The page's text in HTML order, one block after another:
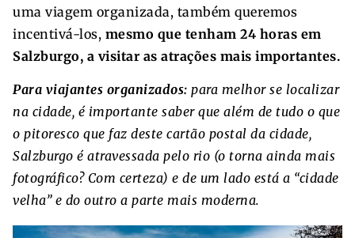
uma viagem organizada, também queremos
incentivá-los, mesmo que tenham 24 horas em
Salzburgo, a visitar as atrações mais importantes.
Para viajantes organizados: para melhor se localizar
na cidade, é importante saber que além de tudo o que
o pitoresco que faz deste cartão postal da cidade,
Salzburgo é atravessada pelo rio (o torna ainda mais
fotográfico? Com ​​certeza) e de um lado está a “cidade
velha” e do outro a parte mais moderna.